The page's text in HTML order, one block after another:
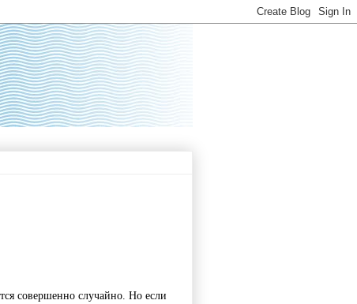
совершенно случайно. Но если